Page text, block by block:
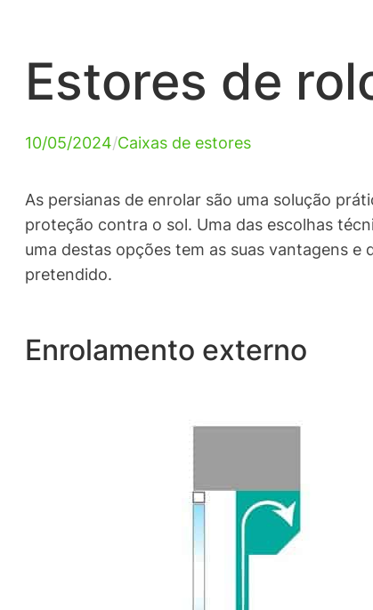
Estores de
10/05/2024/Caixas de estores
As persianas de enrolar são uma solução
proteção contra o sol. Uma das escolhas
uma destas opções tem as suas vantagens
pretendido.
Enrolamento externo